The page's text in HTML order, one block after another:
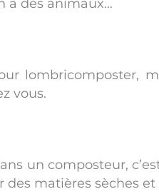
à des animaux…
lombricomposter,
vous.
un composteur,
matières sèches